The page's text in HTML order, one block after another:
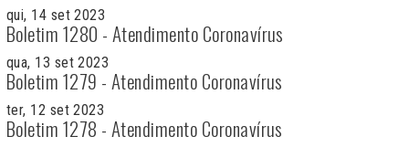
qui, 14 set 2023
Boletim 1280 - Atendimento Coronavírus
qua, 13 set 2023
Boletim 1279 - Atendimento Coronavírus
ter, 12 set 2023
Boletim 1278 - Atendimento Coronavírus